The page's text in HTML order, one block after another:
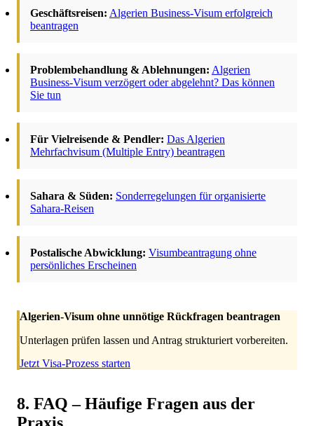
Geschäftsreisen: Algerien Business-Visum erfolgreich
beantragen
Problembehandlung & Ablehnungen: Algerien
Business-Visum verzögert oder abgelehnt? Das können
Sie tun
Für Vielreisende & Pendler: Das Algerien
Mehrfachvisum (Multiple Entry) beantragen
Sahara & Süden: Sonderregelungen für organisierte
Sahara-Reisen
Postalische Abwicklung: Visumbeantragung ohne
persönliches Erscheinen
Algerien-Visum ohne unnötige Rückfragen beantragen
Unterlagen prüfen lassen und Antrag strukturiert vorbereiten.
Jetzt Visa-Prozess starten
8. FAQ – Häufige Fragen aus der
Praxis